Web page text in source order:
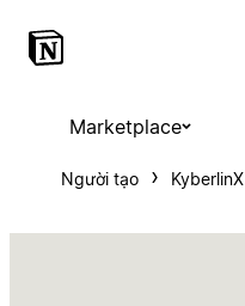
Marketplace
Người tạo KyberlinX